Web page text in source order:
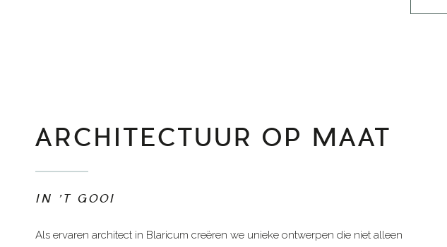
ARCHITECTUUR OP MAAT
IN 'T GOOI
Als ervaren architect in Blaricum creëren we unieke ontwerpen die niet alleen